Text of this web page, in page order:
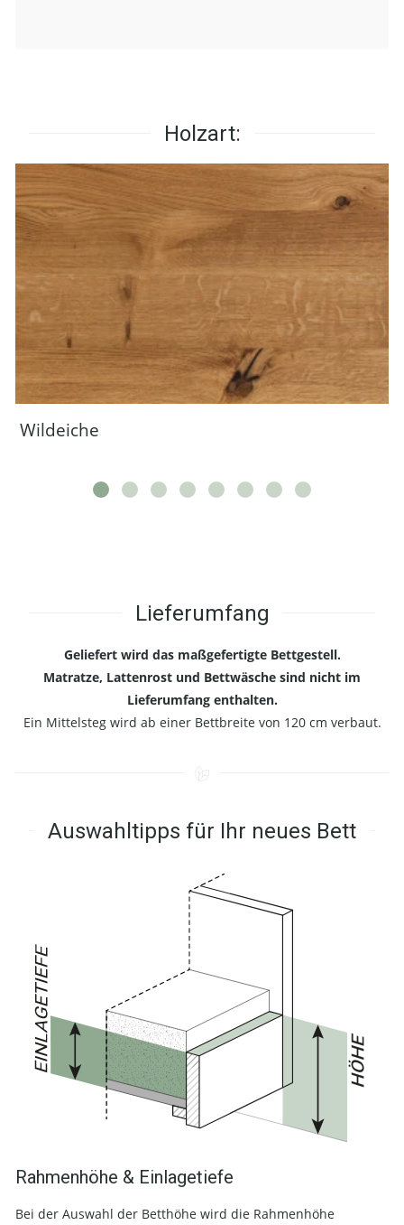
Holzart:
Wildeiche
Lieferumfang
Geliefert wird das maßgefertigte Bettgestell.
Matratze, Lattenrost und Bettwäsche sind nicht im
Lieferumfang enthalten.
Ein Mittelsteg wird ab einer Bettbreite von 120 cm verbaut.
Auswahltipps für Ihr neues Bett
Rahmenhöhe & Einlagetiefe
Bei der Auswahl der Betthöhe wird die Rahmenhöhe